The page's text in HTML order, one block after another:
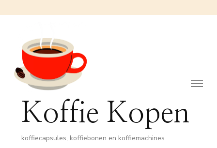
Koffie Kopen
koffiecapsules, koffiebonen en koffiemachines